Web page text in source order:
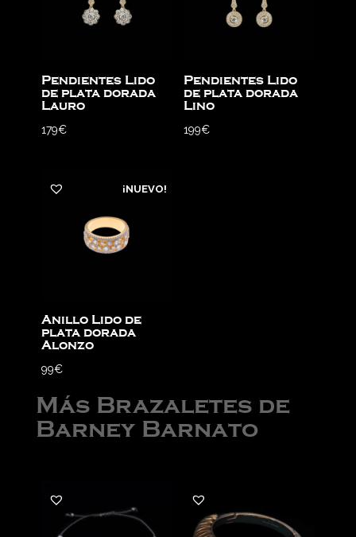
Pendientes Lido
de plata dorada
Lauro
179€
Pendientes Lido
de plata dorada
Lino
199€
¡NUEVO!
Anillo Lido de
plata dorada
Alonzo
99€
Más Brazaletes de
Barney Barnato